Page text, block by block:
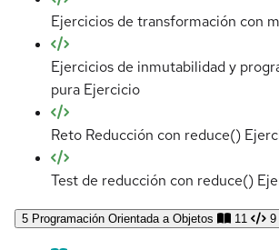
Ejercicios de transformación con
Ejercicios de inmutabilidad y
pura Ejercicio
Reto Reducción con reduce()
Test de reducción con reduce()
5 Programación Orientada a Objetos 11 9